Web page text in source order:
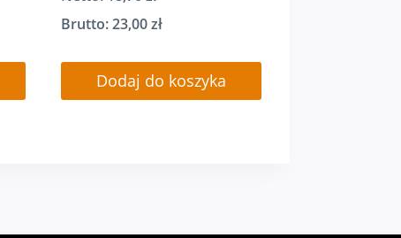
Brutto:23,00zł
Dodaj do koszyka